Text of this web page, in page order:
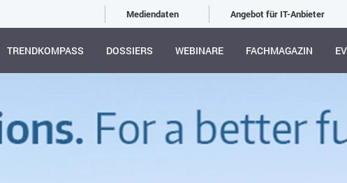
Mediendaten Angebot für IT-Anbieter
TRENDKOMPASS DOSSIERS WEBINARE FACHMAGAZIN